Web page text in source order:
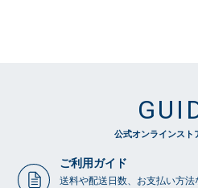
公式オンラインスト
ご利用ガイド
送料や配送日数、お支払い方法